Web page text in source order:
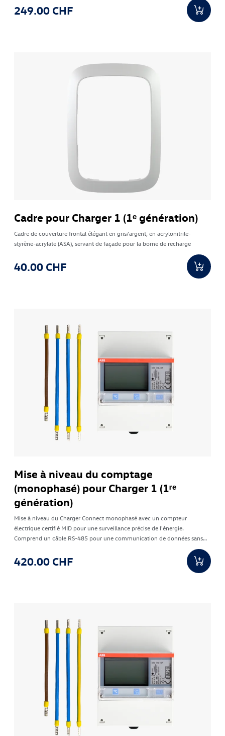
249.00 CHF
Cadre pour Charger 1 (1ᵉ génération)
Cadre de couverture frontal élégant en gris/argent, en acrylonitrile-
styrène-acrylate (ASA), servant de façade pour la borne de recharge
40.00 CHF
Mise à niveau du comptage
(monophasé) pour Charger 1 (1ʳᵉ
génération)
Mise à niveau du Charger Connect monophasé avec un compteur
électrique certifié MID pour une surveillance précise de l'énergie.
Comprend un câble RS-485 pour une communication de données sans
420.00 CHF